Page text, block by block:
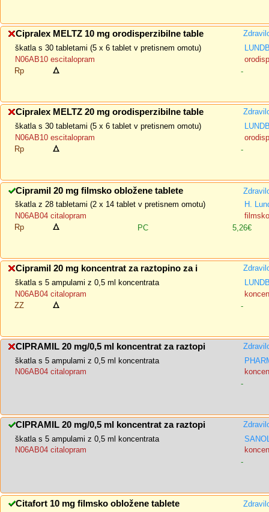
Cipralex MELTZ 10 mg orodisperzibilne table
škatla s 30 tabletami (5 x 6 tablet v pretisnem omotu)
N06AB10 escitalopram
Rp
-
Cipralex MELTZ 20 mg orodisperzibilne table
škatla s 30 tabletami (5 x 6 tablet v pretisnem omotu)
N06AB10 escitalopram
Rp
-
Cipramil 20 mg filmsko obložene tablete
škatla z 28 tabletami (2 x 14 tablet v pretisnem omotu)
H.
N06AB04 citalopram
Rp
PC 5,26€
Cipramil 20 mg koncentrat za raztopino za i
škatla s 5 ampulami z 0,5 ml koncentrata
N06AB04 citalopram
ZZ
-
CIPRAMIL 20 mg/0,5 ml koncentrat za raztopi
škatla s 5 ampulami z 0,5 ml koncentrata
N06AB04 citalopram
-
CIPRAMIL 20 mg/0,5 ml koncentrat za raztopi
škatla s 5 ampulami z 0,5 ml koncentrata
N06AB04 citalopram
-
Citafort 10 mg filmsko obložene tablete